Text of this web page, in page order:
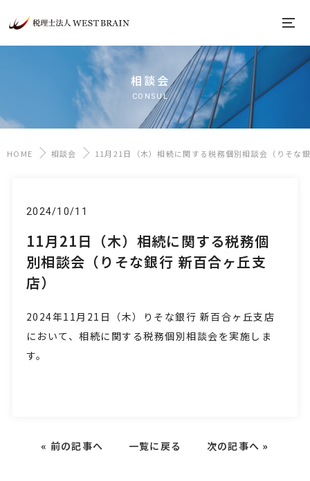
相談会
CONSUL
HOME 相談会 11月21日（木）相続に関する税務個別相談会（りそな
2024/10/11
11月21日（木）相続に関する税務個
別相談会（りそな銀行 新百合ヶ丘支
店）
2024年11月21 日（木）りそな銀行 新百合ヶ丘支店
において、相続に関する税務個別相談会を実施しま
す。
« 前の記事へ 一覧に戻る 次の記事へ »